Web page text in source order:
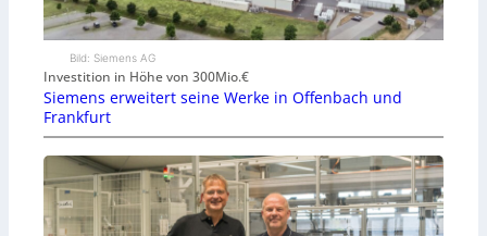
Bild: Siemens AG
Investition in Höhe von 300Mio.€
Siemens erweitert seine Werke in Offenbach und
Frankfurt